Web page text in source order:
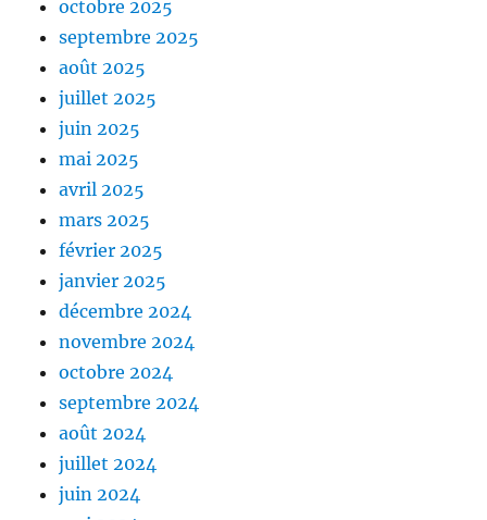
octobre 2025
septembre 2025
août 2025
juillet 2025
juin 2025
mai 2025
avril 2025
mars 2025
février 2025
janvier 2025
décembre 2024
novembre 2024
octobre 2024
septembre 2024
août 2024
juillet 2024
juin 2024